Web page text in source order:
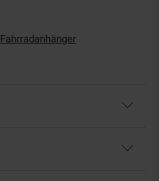
Fahrradanhänger